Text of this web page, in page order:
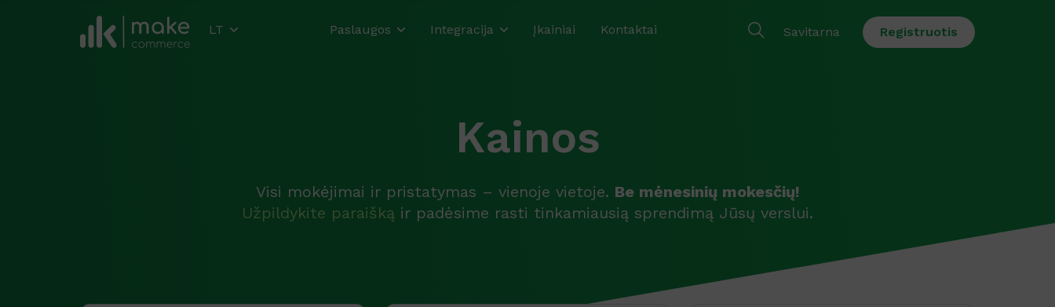
LT Paslaugos Integracija Įkainiai Kontaktai Savitarna Registruotis
Kainos
Visi mokėjimai ir pristatymas – vienoje vietoje. Be mėnesinių mokesčių!
Užpildykite paraišką ir padėsime rasti tinkamiausią sprendimą Jūsų verslui.